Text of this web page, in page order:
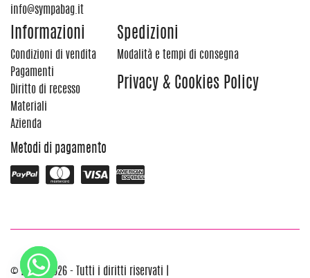
info@sympabag.it
Informazioni
Condizioni di vendita
Pagamenti
Diritto di recesso
Materiali
Azienda
Spedizioni
Modalità e tempi di consegna
Privacy & Cookies Policy
Metodi di pagamento
© 2012 - 2026 - Tutti i diritti riservati |